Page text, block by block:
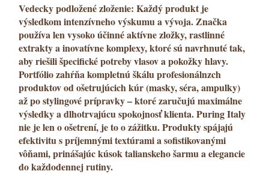
Vedecky podložené zloženie: Každý produkt je
výsledkom intenzívnehovýskumu a vývoja.Značka
používa len vysoko účinné aktívne zložky, rastlinné
extrakty a inovatívne komplexy, ktoré sú navrhnuté tak,
abyriešili špecifické potreby vlasov a pokožky hlavy.
Portfólio zahŕňa kompletnú škálu profesionálnzch
produktov odošetrujúcich kúr(masky, séra, ampulky)
až po stylingové prípravky – ktoré zaručujú maximálne
výsledky a dlhotrvajúcu spokojnosť klienta. Puring Italy
nie je len o ošetrení, je to o zážitku.Produkty spájajú
efektivitu s príjemnými textúrami asofistikovanými
vôňami, prinášajúc kúsok talianskeho šarmu a elegancie
do každodennej rutiny.